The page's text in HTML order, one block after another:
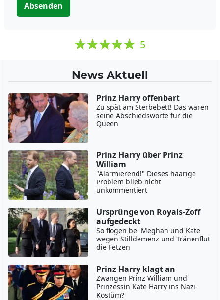
Absenden
5
News Aktuell
Prinz Harry offenbart
Zu spät am Sterbebett! Das waren
seine Abschiedsworte für die
Queen
Prinz Harry über Prinz
William
"Alarmierend!" Dieses haarige
Problem blieb nicht
unkommentiert
Ursprünge von Royals-Zoff
aufgedeckt
So flogen bei Meghan und Kate
wegen Stilldemenz und Tränenflut
die Fetzen
Prinz Harry klagt an
Zwangen Prinz William und
Prinzessin Kate Harry ins Nazi-
Kostüm?